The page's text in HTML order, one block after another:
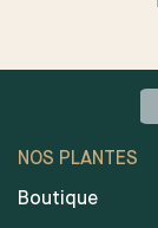
NOS PLANTES
Boutique